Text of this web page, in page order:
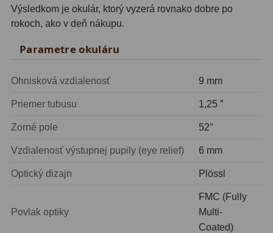
Iné
Zrkadielka a hranoly 61
Diagonálne hranoly
Amici hranoly 45°
Amici hranoly 90°7
Astrofotografia306
Planetárne kamery
Výsledkom je okulár, ktorý vyzerá rovnako dobre po
rokoch, ako v deň nákupu.
Parametre okuláru
Ohnisková vzdialenosť 9 mm
Priemer tubusu 1,25 ″
Zorné pole 52°
Vzdialenosť výstupnej pupily (eye relief) 6 mm
Optický dizajn Plössl
Povlak optiky
FMC (Fully
Multi-
Coated)